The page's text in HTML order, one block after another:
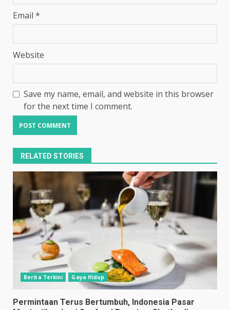
Email *
Website
Save my name, email, and website in this browser
for the next time I comment.
RELATED STORIES
Berita Terkini Gaya Hidup
Permintaan Terus Bertumbuh, Indonesia Pasar